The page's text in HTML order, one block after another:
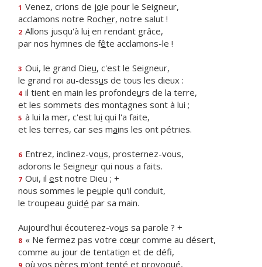
1 Venez, crions de joie pour le Seigneur,
acclamons notre Rocher, notre salut !
2 Allons jusqu'à lui en rendant grâce,
par nos hymnes de fête acclamons-le !
3 Oui, le grand Dieu, c'est le Seigneur,
le grand roi au-dessus de tous les dieux :
4 il tient en main les profondeurs de la terre,
et les sommets des montagnes sont à lui ;
5 à lui la mer, c'est lui qui l'a faite,
et les terres, car ses mains les ont pétries.
6 Entrez, inclinez-vous, prosternez-vous,
adorons le Seigneur qui nous a faits.
7 Oui, il est notre Dieu ; +
nous sommes le peuple qu'il conduit,
le troupeau guidé par sa main.
Aujourd'hui écouterez-vous sa parole ? +
8 « Ne fermez pas votre cœur comme au désert,
comme au jour de tentation et de défi,
9 où vos pères m'ont tenté et provoqué,